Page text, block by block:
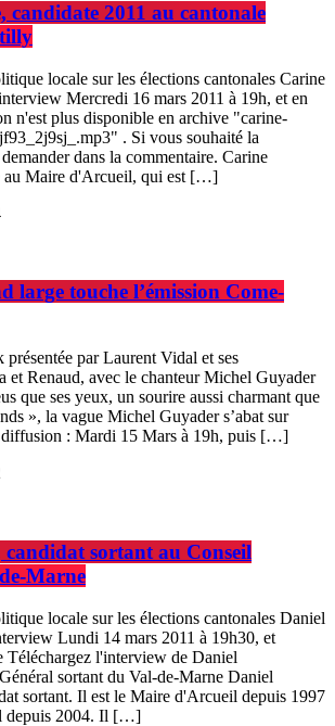
candidate 2011 au cantonale
locale sur les élections cantonales Carine
Mercredi 16 mars 2011 à 19h, et en
n'est plus disponible en archive "carine-
. Si vous souhaité la
dans la commentaire. Carine
au Maire d'Arcueil, qui est […]
large touche l’émission Come-
par Laurent Vidal et ses
et Renaud, avec le chanteur Michel Guyader
que ses yeux, un sourire aussi charmant que
», la vague Michel Guyader s’abat sur
diffusion : Mardi 15 Mars à 19h, puis […]
sortant au Conseil
Marne
locale sur les élections cantonales Daniel
Lundi 14 mars 2011 à 19h30, et
Téléchargez l'interview de Daniel
sortant du Val-de-Marne Daniel
sortant. Il est le Maire d'Arcueil depuis 1997
depuis 2004. Il […]